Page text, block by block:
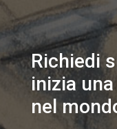
Richiedi
inizia
nel